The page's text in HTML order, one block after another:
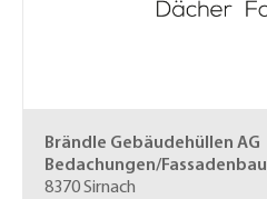
Brändle Gebäudehüllen AG
Bedachungen/Fassadenbau
8370 Sirnach